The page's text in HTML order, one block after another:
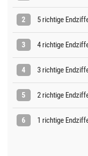
2 5 richtige
3 4 richtige
4 3 richtige
5 2 richtige
6 1 richtige